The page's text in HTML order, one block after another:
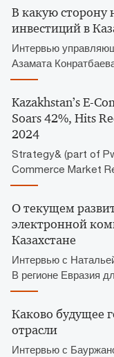
В какую сторону
инвестиций в
Интервью
Азамата
Kazakhstan’s E-
Soars 42%, Hits
2024
Strategy& (part of
Commerce Market
О текущем
электронной
Казахстане
Интервью с
В регионе Евразия
Каково будущее
отрасли
Интервью с